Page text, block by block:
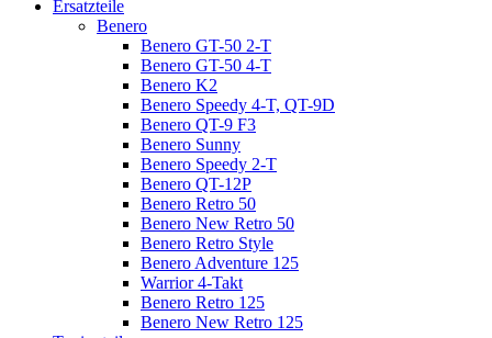
Ersatzteile
Benero
Benero GT-50 2-T
Benero GT-50 4-T
Benero K2
Benero Speedy 4-T, QT-9D
Benero QT-9 F3
Benero Sunny
Benero Speedy 2-T
Benero QT-12P
Benero Retro 50
Benero New Retro 50
Benero Retro Style
Benero Adventure 125
Warrior 4-Takt
Benero Retro 125
Benero New Retro 125